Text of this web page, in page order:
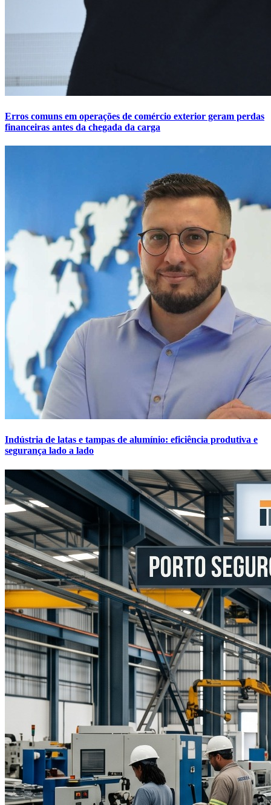
Erros comuns em operações de comércio exterior geram perdas
financeiras antes da chegada da carga
Indústria de latas e tampas de alumínio: eficiência produtiva e
segurança lado a lado